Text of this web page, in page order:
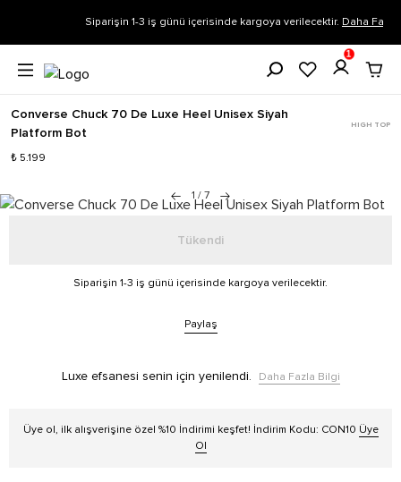
Siparişin 1-3 iş günü içerisinde kargoya verilecektir.Daha Fazla Bilgi
1
Converse Chuck 70 De Luxe Heel Unisex Siyah
Platform Bot
HIGH TOP
₺ 5.199
1 / 7
Tükendi
Siparişin 1-3 iş günü içerisinde kargoya verilecektir.
Paylaş
Luxe efsanesi senin için yenilendi. Daha Fazla Bilgi
Üye ol, ilk alışverişine özel %10 İndirimi keşfet! İndirim Kodu: CON10 Üye
Ol